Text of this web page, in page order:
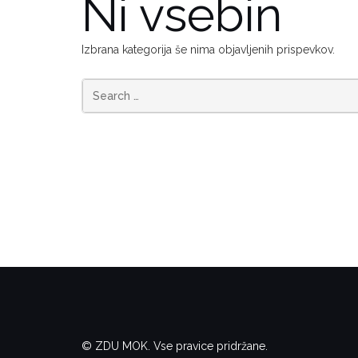
Ni vsebin
Izbrana kategorija še nima objavljenih prispevkov.
Search
© ZDU MOK. Vse pravice pridržane.